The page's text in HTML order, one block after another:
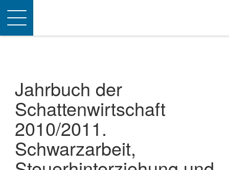
Toggle
navigation
Jahrbuch der
Schattenwirtschaft
2010/2011.
Schwarzarbeit,